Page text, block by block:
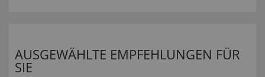
AUSGEWÄHLTE EMPFEHLUNGEN FÜR
SIE